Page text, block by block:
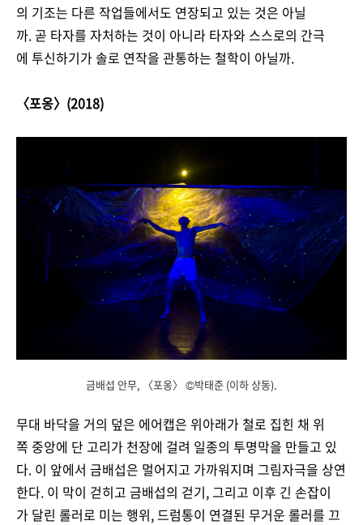
의 기조는 다른 작업들에서도 연장되고 있는 것은 아닐
까. 곧 타자를 자처하는 것이 아니라 타자와 스스로의 간극
에 투신하기가 솔로 연작을 관통하는 철학이 아닐까.
〈포옹〉(2018)
금배섭 안무, 〈포옹〉 ©박태준 (이하 상동).
무대 바닥을 거의 덮은 에어캡은 위아래가 철로 집힌 채 위
쪽 중앙에 단 고리가 천장에 걸려 일종의 투명막을 만들고 있
다. 이 앞에서 금배섭은 멀어지고 가까워지며 그림자극을 상연
한다. 이 막이 걷히고 금배섭의 걷기, 그리고 이후 긴 손잡이
가 달린 롤러로 미는 행위, 드럼통이 연결된 무거운 롤러를 끄